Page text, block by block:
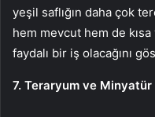
yeşil saflığın daha çok
hem mevcut hem de
faydalı bir iş olacağını
7. Teraryum ve Minyatür